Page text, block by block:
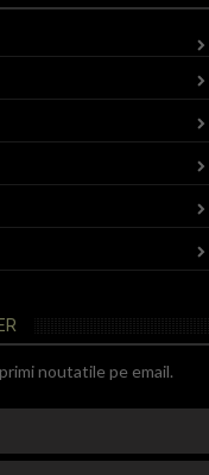
noutatile pe email.